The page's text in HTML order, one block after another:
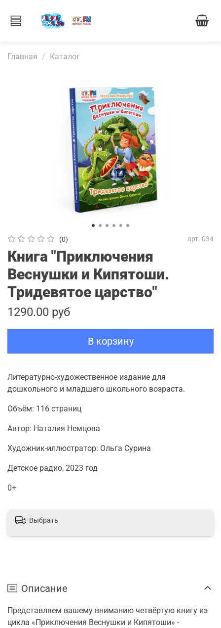
Главная Каталог
(0) арт. 034
Книга "Приключения
Веснушки и Кипятоши.
Тридевятое царство"
1290.00 руб
В корзину
Литературно-художественное издание для
дошкольного и младшего школьного возраста.
Объём: 116 страниц
Автор: Наталия Немцова
Художник-иллюстратор: Ольга Сурина
Детское радио, 2023 год
0+
Выбрать
Описание
Представляем вашему вниманию четвёртую книгу из
цикла «Приключения Веснушки и Кипятоши» -